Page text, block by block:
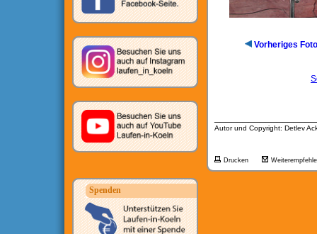
Spenden
Vorheriges Foto
Autor und Copyright: Detlev
Drucken